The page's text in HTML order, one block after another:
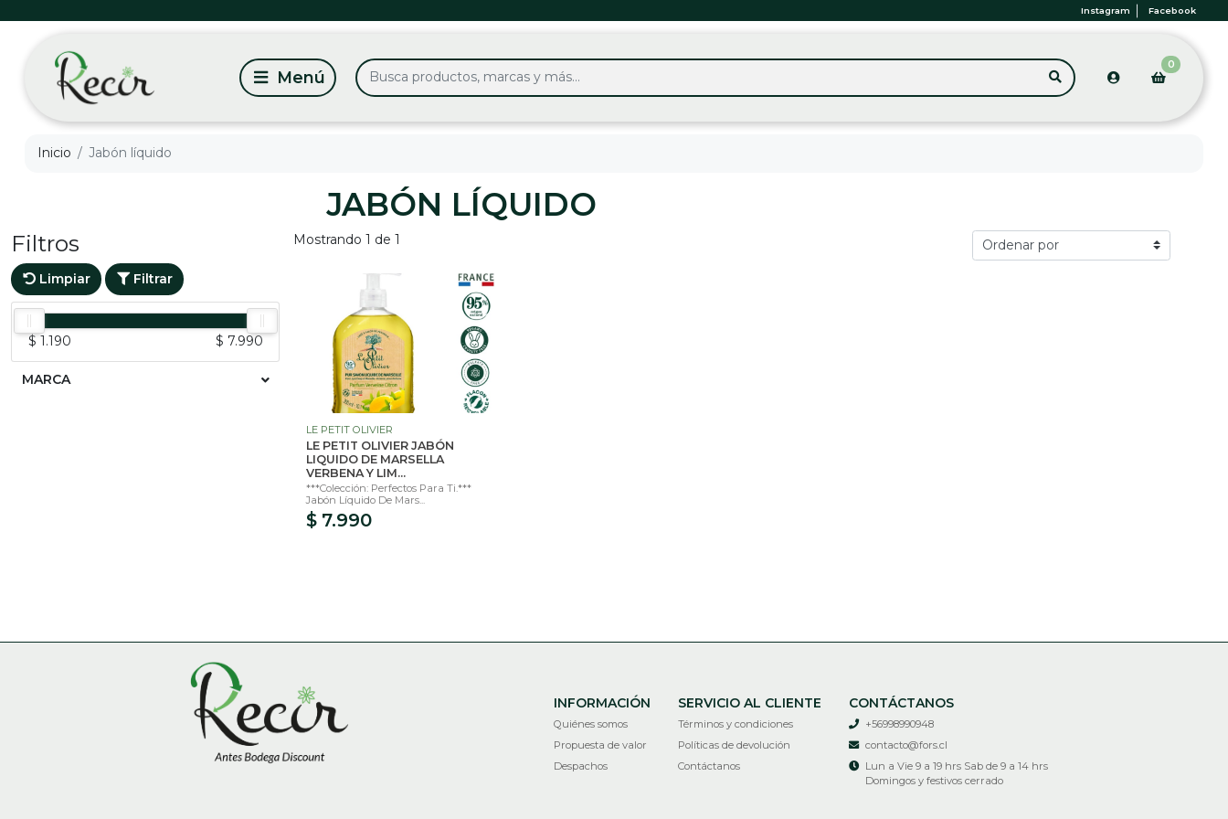
Instagram Facebook
0
Inicio Jabón líquido
JABÓN LÍQUIDO
Filtros
Limpiar Filtrar
$ 1.190 $ 7.990
MARCA
Mostrando 1 de 1
LE PETIT OLIVIER
LE PETIT OLIVIER JABÓN
LIQUIDO DE MARSELLA
VERBENA Y LIM...
***Colección: Perfectos Para Ti.***
Jabón Líquido De Mars...
$ 7.990
INFORMACIÓN
Quiénes somos
Propuesta de valor
Despachos
SERVICIO AL CLIENTE
Términos y condiciones
Políticas de devolución
Contáctanos
CONTÁCTANOS
+56998990948
contacto@fors.cl
Lun a Vie 9 a 19 hrs Sab de 9 a 14 hrs
Domingos y festivos cerrado